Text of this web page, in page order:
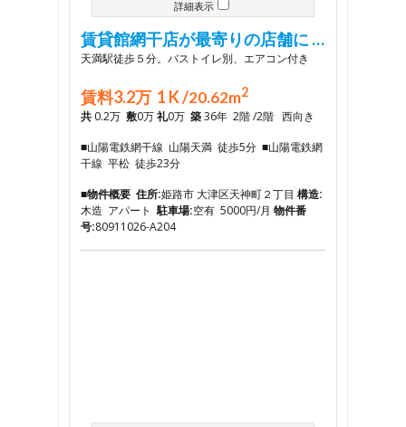
詳細表示
賃貸館網干店が最寄りの店舗に …
天満駅徒歩５分。バストイレ別、エアコン付き
賃料3.2万 1 K /20.62m2
共 0.2万 敷0万礼0万 築36年 2階 /2階 西向き
■山陽電鉄網干線 山陽天満 徒歩5分 ■山陽電鉄網
干線 平松 徒歩23分
■物件概要 住所:姫路市 大津区天神町２丁目 構造:
木造 アパート駐車場:空有 5000円/月 物件番
号:80911026-A204